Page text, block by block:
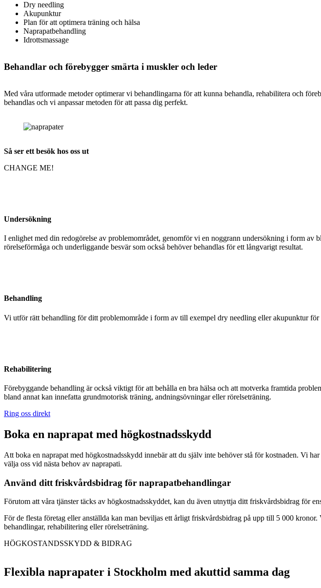
Dry needling
Akupunktur
Plan för att optimera träning och hälsa
Naprapatbehandling
Idrottsmassage
Behandlar och förebygger smärta i muskler och leder
Med våra utformade metoder optimerar vi behandlingarna för att kunna behandla, rehabilitera och
behandlas och vi anpassar metoden för att passa dig perfekt.
Så ser ett besök hos oss ut
CHANGE ME!
Undersökning
I enlighet med din redogörelse av problemområdet, genomför vi en noggrann undersökning i form
rörelseförmåga och underliggande besvär som också behöver behandlas för ett långvarigt resultat.
Behandling
Vi utför rätt behandling för ditt problemområde i form av till exempel dry needling eller akupunktur för
Rehabilitering
Förebyggande behandling är också viktigt för att behålla en bra hälsa och att motverka framtida
bland annat kan innefatta grundmotorisk träning, andningsövningar eller rörelseträning.
Ring oss direkt
Boka en naprapat med högkostnadsskydd
Att boka en naprapat med högkostnadsskydd innebär att du själv inte behöver stå för kostnaden. Vi
välja oss vid nästa behov av naprapati.
Använd ditt friskvårdsbidrag för naprapatbehandlingar
Förutom att våra tjänster täcks av högkostnadsskyddet, kan du även utnyttja ditt friskvårdsbidrag för
För de flesta företag eller anställda kan man beviljas ett årligt friskvårdsbidrag på upp till 5 000
behandlingar, rehabilitering eller rörelseträning.
HÖGKOSTANDSSKYDD & BIDRAG
Flexibla naprapater i Stockholm med akuttid samma dag